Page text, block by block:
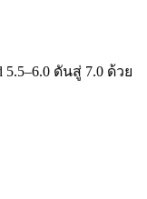
ดันสู่ 7.0 ด้วย